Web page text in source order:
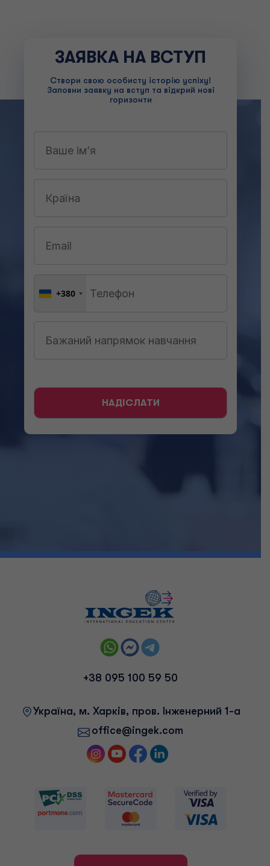
ЗАЯВКА НА ВСТУП
Створи свою особисту історію успіху!
Заповни заявку на вступ та відкрий нові
горизонти
+380
+38 095 100 59 50
Українa, м. Харків, пров. Інженерний 1-а
office@ingek.com